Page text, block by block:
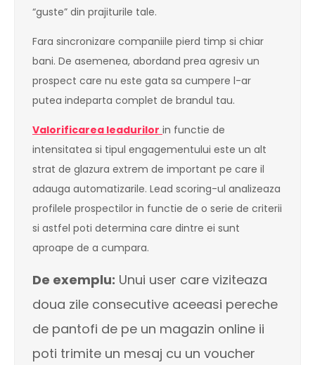
“guste” din prajiturile tale.
Fara sincronizare companiile pierd timp si chiar
bani. De asemenea, abordand prea agresiv un
prospect care nu este gata sa cumpere l-ar
putea indeparta complet de brandul tau.
Valorificarea leadurilor in functie de
intensitatea si tipul engagementului este un alt
strat de glazura extrem de important pe care il
adauga automatizarile. Lead scoring-ul analizeaza
profilele prospectilor in functie de o serie de criterii
si astfel poti determina care dintre ei sunt
aproape de a cumpara.
De exemplu: Unui user care viziteaza
doua zile consecutive aceeasi pereche
de pantofi de pe un magazin online ii
poti trimite un mesaj cu un voucher